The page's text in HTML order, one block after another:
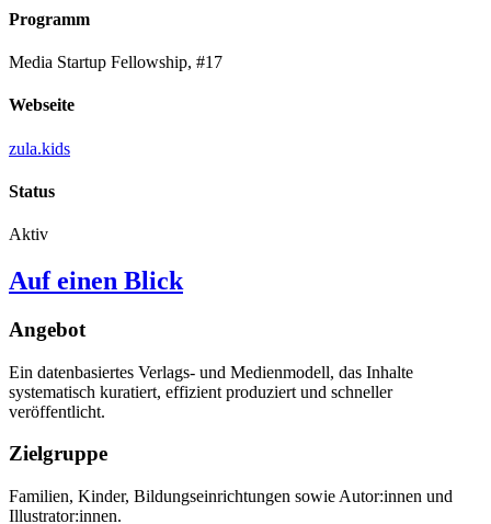
Programm
Media Startup Fellowship, #17
Webseite
zula.kids
Status
Aktiv
Auf einen Blick
Angebot
Ein datenbasiertes Verlags- und Medienmodell, das Inhalte
systematisch kuratiert, effizient produziert und schneller
veröffentlicht.
Zielgruppe
Familien, Kinder, Bildungseinrichtungen sowie Autor:innen und
Illustrator:innen.